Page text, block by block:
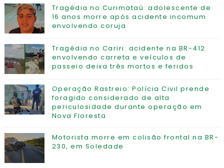
Tragédia no Curimataú: adolescente de
16 anos morre após acidente incomum
envolvendo coruja
Tragédia no Cariri: acidente na BR-412
envolvendo carreta e veículos de
passeio deixa três mortos e feridos
Operação Rastreio: Polícia Civil prende
foragido considerado de alta
periculosidade durante operação em
Nova Floresta
Motorista morre em colisão frontal na BR-
230, em Soledade